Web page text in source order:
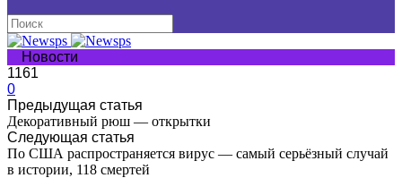
Новости
1161
0
Предыдущая статья
Декоративный рюш — открытки
Следующая статья
По США распространяется вирус — самый серьёзный случай
в истории, 118 смертей